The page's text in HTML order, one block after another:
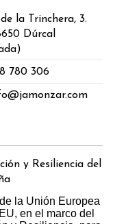
la Trinchera, 3.
Dúrcal
780 306
la Unión Europea
en el marco del